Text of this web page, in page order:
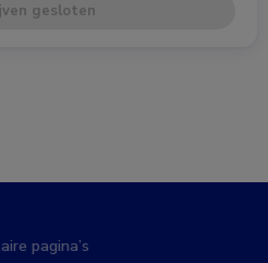
gesloten
pagina’s